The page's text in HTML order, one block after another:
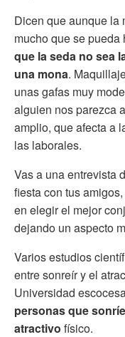
Dicen que aunque la
mucho que se pueda
que la seda no sea
una mona.
unas gafas muy
alguien nos parezca
amplio, que afecta a
las laborales.
Vas a una entrevista
fiesta con tus
en elegir el mejor
dejando un aspecto
Varios estudios
entre sonreír y el
Universidad
personas que
atractivo físico.